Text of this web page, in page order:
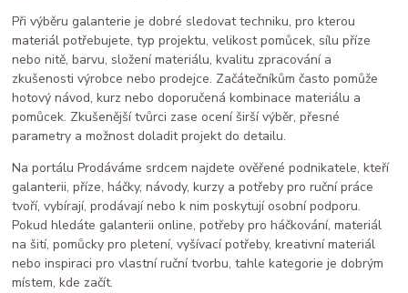
Při výběru galanterie je dobré sledovat techniku, pro kterou
materiál potřebujete, typ projektu, velikost pomůcek, sílu příze
nebo nitě, barvu, složení materiálu, kvalitu zpracování a
zkušenosti výrobce nebo prodejce. Začátečníkům často pomůže
hotový návod, kurz nebo doporučená kombinace materiálu a
pomůcek. Zkušenější tvůrci zase ocení širší výběr, přesné
parametry a možnost doladit projekt do detailu.
Na portálu Prodáváme srdcem najdete ověřené podnikatele, kteří
galanterii, příze, háčky, návody, kurzy a potřeby pro ruční práce
tvoří, vybírají, prodávají nebo k nim poskytují osobní podporu.
Pokud hledáte galanterii online, potřeby pro háčkování, materiál
na šití, pomůcky pro pletení, vyšívací potřeby, kreativní materiál
nebo inspiraci pro vlastní ruční tvorbu, tahle kategorie je dobrým
místem, kde začít.